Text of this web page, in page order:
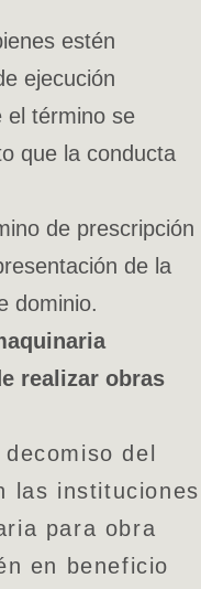
estén
ejecución
el término se
que la conducta
de prescripción
de la
dominio.
realizar obras
del
las instituciones
para obra
en beneficio